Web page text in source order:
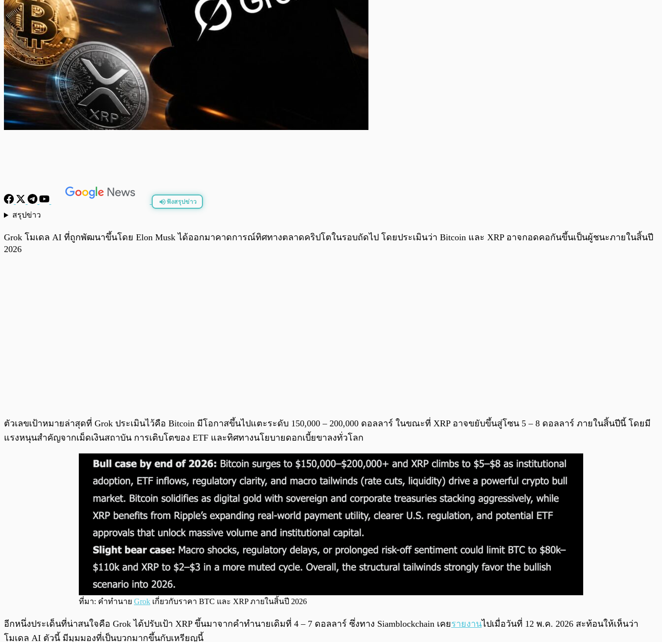
ฟังสรุปข่าว
สรุปข่าว
Grok โมเดล AI ที่ถูกพัฒนาขึ้นโดย Elon Musk ได้ออกมาคาดการณ์ทิศทางตลาดคริปโตในรอบถัดไป โดยประเมินว่า Bitcoin และ XRP อาจกอดคอกันขึ้นเป็นผู้ชนะภายในสิ้นปี
2026
ตัวเลขเป้าหมายล่าสุดที่ Grok ประเมินไว้คือ Bitcoin มีโอกาสขึ้นไปแตะระดับ 150,000 – 200,000 ดอลลาร์ ในขณะที่ XRP อาจขยับขึ้นสู่โซน 5 – 8 ดอลลาร์ ภายในสิ้นปีนี้ โดยมี
แรงหนุนสำคัญจากเม็ดเงินสถาบัน การเติบโตของ ETF และทิศทางนโยบายดอกเบี้ยขาลงทั่วโลก
ที่มา: คำทำนาย Grok เกี่ยวกับราคา BTC และ XRP ภายในสิ้นปี 2026
อีกหนึ่งประเด็นที่น่าสนใจคือ Grok ได้ปรับเป้า XRP ขึ้นมาจากคำทำนายเดิมที่ 4 – 7 ดอลลาร์ ซึ่งทาง Siamblockchain เคยรายงานไปเมื่อวันที่ 12 พ.ค. 2026 สะท้อนให้เห็นว่า
โมเดล AI ตัวนี้ มีมุมมองที่เป็นบวกมากขึ้นกับเหรียญนี้